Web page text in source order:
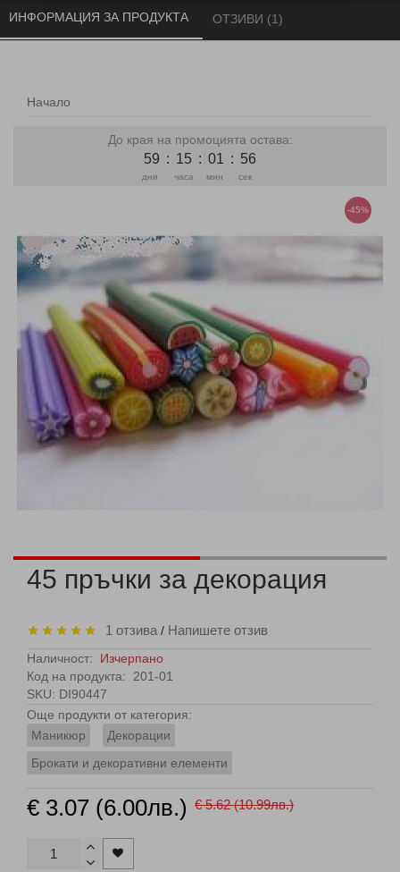
Начало
ИНФОРМАЦИЯ ЗА ПРОДУКТА ОТЗИВИ (1)
До края на промоцията остава:
59
дни
: 15
часа
: 01
мин
: 56
сек
-45%
45 пръчки за декорация
1 отзива / Напишете отзив
Наличност: Изчерпано
Код на продукта:
201-01
SKU: DI90447
Още продукти от категория:
Маникюр
Декорации
Брокати и декоративни елементи
€ 3.07 (6.00лв.) € 5.62 (10.99лв.)